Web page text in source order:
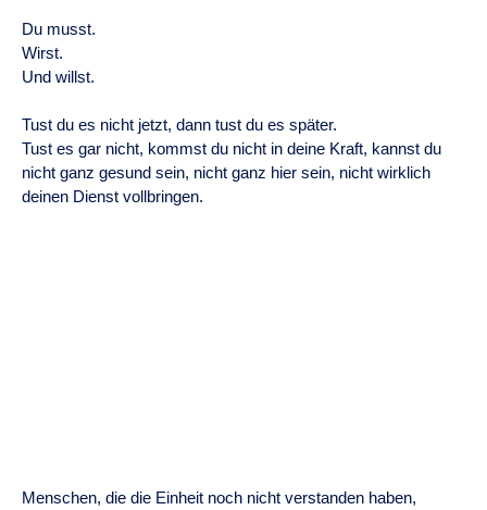
Du musst.
Wirst.
Und willst.
Tust du es nicht jetzt, dann tust du es später.
Tust es gar nicht, kommst du nicht in deine Kraft, kannst du
nicht ganz gesund sein, nicht ganz hier sein, nicht wirklich
deinen Dienst vollbringen.
Menschen, die die Einheit noch nicht verstanden haben,